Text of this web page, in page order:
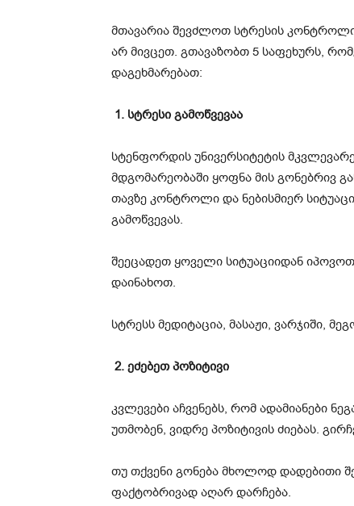
მთავარია შევძლოთ სტრესის კონტროლი
არ მივცეთ. გთავაზობთ 5 საფეხურს,
დაგეხმარებათ:
1. სტრესი გამოწვევაა
სტენფორდის უნივერსიტეტის
მდგომარეობაში ყოფნა მის გონებრივ
თავზე კონტროლი და ნებისმიერ
გამოწვევას.
შეეცადეთ ყოველი სიტუაციიდან
დაინახოთ.
სტრესს მედიტაცია, მასაჟი, ვარჯიში,
2. ეძებეთ პოზიტივი
კვლევები აჩვენებს, რომ ადამიანები
უთმობენ, ვიდრე პოზიტივის ძიებას.
თუ თქვენი გონება მხოლოდ დადებითი
ფაქტობრივად აღარ დარჩება.